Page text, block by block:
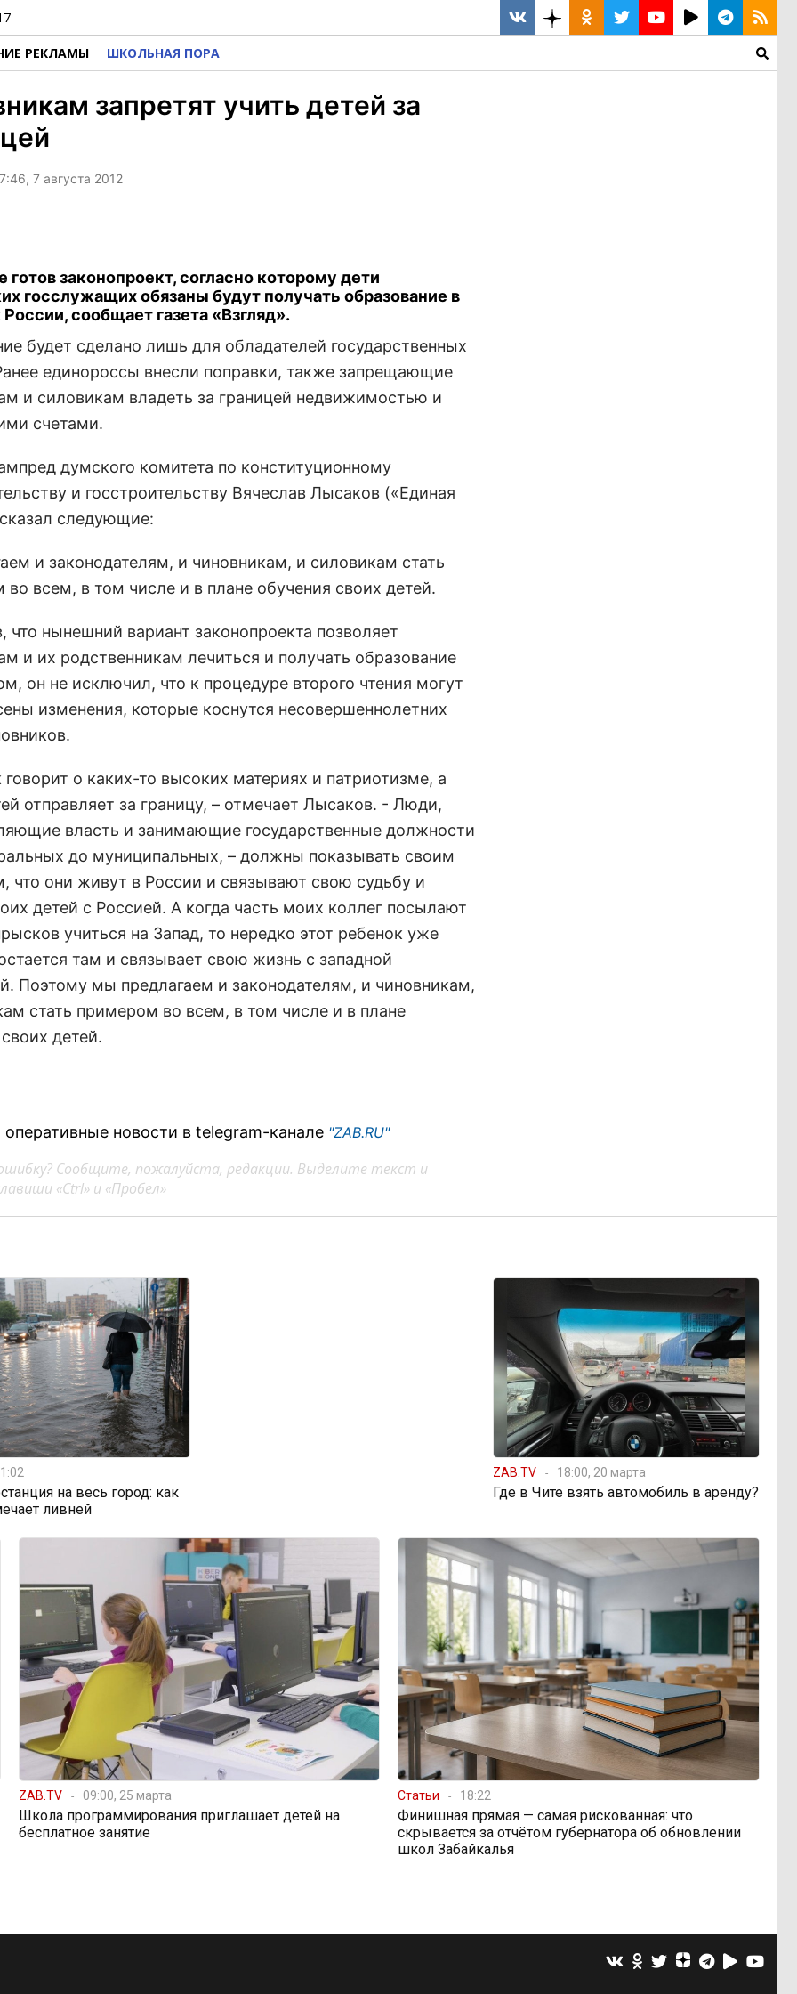
РЕКЛАМЫ ШКОЛЬНАЯ ПОРА
запретят учить детей за
7 августа 2012
готов законопроект, согласно которому дети
госслужащих обязаны будут получать образование в
сообщает газета «Взгляд».
будет сделано лишь для обладателей государственных
единороссы внесли поправки, также запрещающие
и силовикам владеть за границей недвижимостью и
счетами.
думского комитета по конституционному
и госстроительству Вячеслав Лысаков («Единая
следующие:
и законодателям, и чиновникам, и силовикам стать
всем, в том числе и в плане обучения своих детей.
что нынешний вариант законопроекта позволяет
и их родственникам лечиться и получать образование
он не исключил, что к процедуре второго чтения могут
изменения, которые коснутся несовершеннолетних
о каких-то высоких материях и патриотизме, а
отправляет за границу, – отмечает Лысаков. - Люди,
власть и занимающие государственные должности
до муниципальных, – должны показывать своим
что они живут в России и связывают свою судьбу и
детей с Россией. А когда часть моих коллег посылают
учиться на Запад, то нередко этот ребенок уже
там и связывает свою жизнь с западной
Поэтому мы предлагаем и законодателям, и чиновникам,
стать примером во всем, в том числе и в плане
детей.
новости в telegram-канале "ZAB.RU"
Сообщите, пожалуйста, редакции. Выделите текст и
«Ctrl» и «Пробел»
на весь город: как
ливней
ZAB.TV 18:00, 20 марта
Где в Чите взять автомобиль в аренду?
ZAB.TV 09:00, 25 марта
Школа программирования приглашает детей на
бесплатное занятие
Статьи 18:22
Финишная прямая — самая рискованная: что
скрывается за отчётом губернатора об обновлении
школ Забайкалья